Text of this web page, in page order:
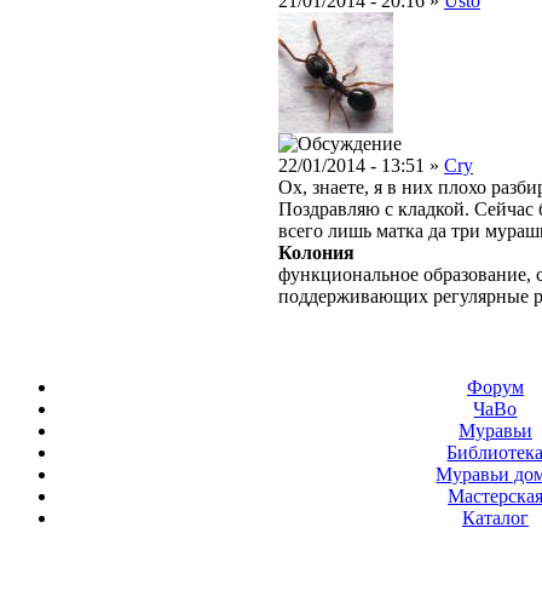
22/01/2014 - 13:51 » Cry
Ох, знаете, я в них плохо
Поздравляю с кладкой. Сейчас
всего лишь матка да три
Колония
функциональное образование,
поддерживающих регулярные
Форум
ЧаВо
Муравьи
Муравьи
Мастерская
Каталог